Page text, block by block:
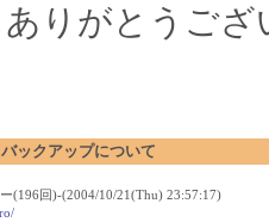
ありがとうござ
ックアップについて
(196回)-(2004/10/21(Thu) 23:57:17)